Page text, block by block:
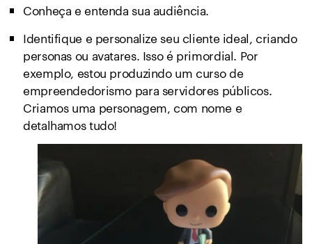
Conheça e entenda sua audiência.
Identifique e personalize seu cliente ideal, criando
personas ou avatares. Isso é primordial. Por
exemplo, estou produzindo um curso de
empreendedorismo para servidores públicos.
Criamos uma personagem, com nome e
detalhamos tudo!